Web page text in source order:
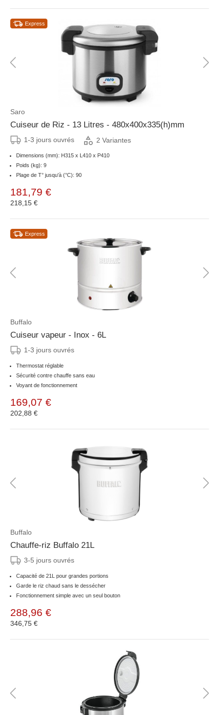
Express
Saro
Cuiseur de Riz - 13 Litres - 480x400x335(h)mm
1-3 jours ouvrés 2 Variantes
Dimensions (mm): H315 x L410 x P410
Poids (kg): 9
Plage de T° jusqu'à (°C): 90
181,79 €
218,15 €
Express
Buffalo
Cuiseur vapeur - Inox - 6L
1-3 jours ouvrés
Thermostat réglable
Sécurité contre chauffe sans eau
Voyant de fonctionnement
169,07 €
202,88 €
Buffalo
Chauffe-riz Buffalo 21L
3-5 jours ouvrés
Capacité de 21L pour grandes portions
Garde le riz chaud sans le dessécher
Fonctionnement simple avec un seul bouton
288,96 €
346,75 €